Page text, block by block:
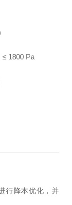
≤ 1800 Pa
行降本优化，并